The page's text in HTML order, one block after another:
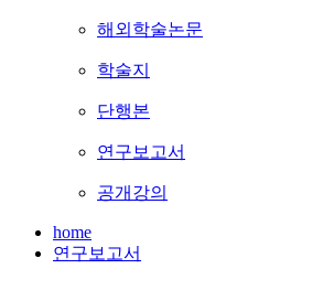
해외학술논문
학술지
단행본
연구보고서
공개강의
home
연구보고서